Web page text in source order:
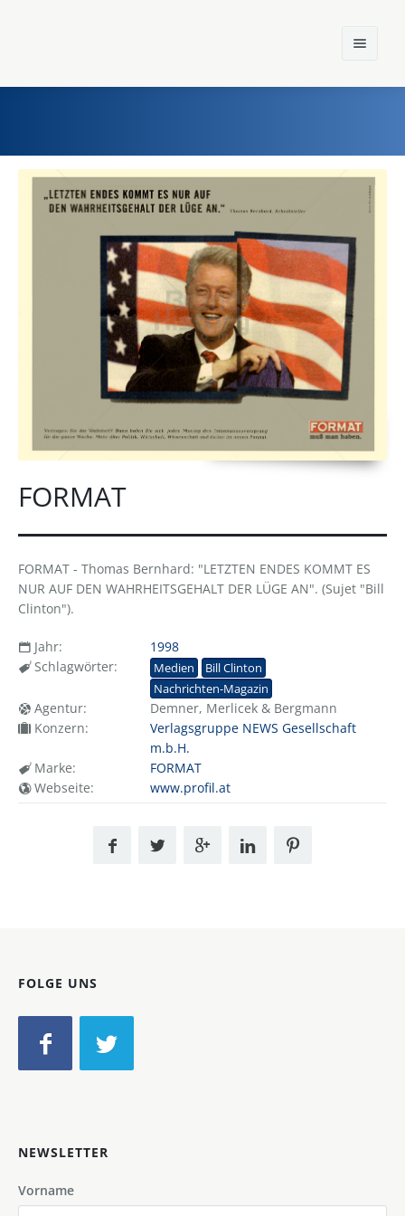
Home
Einst und Heute
FORMAT
FORMAT - Thomas Bernhard: "LETZTEN ENDES KOMMT ES
NUR AUF DEN WAHRHEITSGEHALT DER LÜGE AN". (Sujet "Bill
Clinton").
Jahr:
1998
Schlagwörter:
Medien
Bill Clinton
Nachrichten-Magazin
Agentur:
Demner, Merlicek & Bergmann
Konzern:
Verlagsgruppe NEWS Gesellschaft
m.b.H.
Marke:
FORMAT
Webseite:
www.profil.at
FOLGE UNS
NEWSLETTER
Vorname